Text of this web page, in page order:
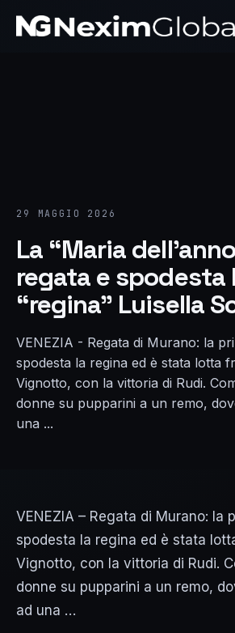
29 MAGGIO 2026
La “Maria
regata e spodesta
“regina” Luisella
VENEZIA - Regata di Murano: la
spodesta la regina ed è stata lotta
Vignotto, con la vittoria di Rudi.
donne su pupparini a un remo,
una ...
VENEZIA – Regata di Murano: la
spodesta la regina ed è stata
Vignotto, con la vittoria di Rudi.
donne su pupparini a un remo,
ad una …